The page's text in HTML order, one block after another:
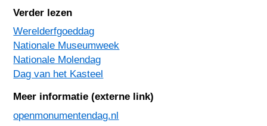
Verder lezen
Werelderfgoeddag
Nationale Museumweek
Nationale Molendag
Dag van het Kasteel
Meer informatie (externe link)
openmonumentendag.nl